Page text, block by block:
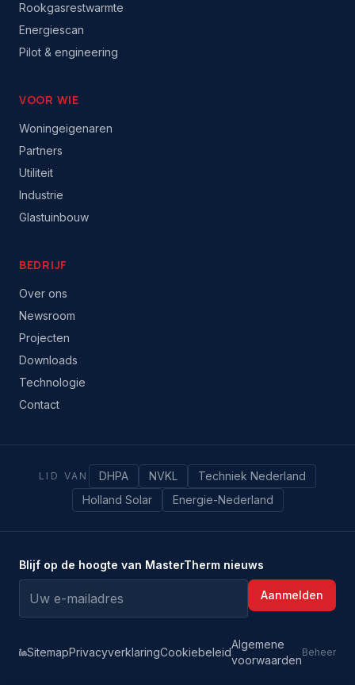
Rookgasrestwarmte
Energiescan
Pilot & engineering
VOOR WIE
Woningeigenaren
Partners
Utiliteit
Industrie
Glastuinbouw
BEDRIJF
Over ons
Newsroom
Projecten
Downloads
Technologie
Contact
LID VAN DHPA NVKL
Techniek Nederland
Holland Solar
Energie-Nederland
Blijf op de hoogte van MasterTherm nieuws
Aanmelden
SitemapPrivacyverklaringCookiebeleid
Algemene
voorwaarden
Beheer